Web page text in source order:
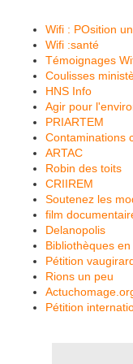
Wifi : POsition
Wifi :santé
Témoignages
Coulisses
HNS Info
Agir pour
PRIARTEM
Contaminations
ARTAC
Robin des toits
CRIIREM
Soutenez les
film
Delanopolis
Bibliothèques
Pétition
Rions un peu
Pétition